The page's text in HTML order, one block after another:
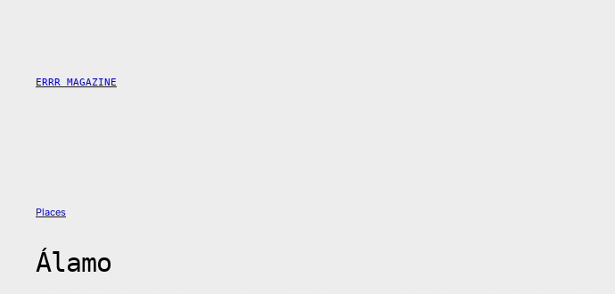
ERRR MAGAZINE
Places
Álamo